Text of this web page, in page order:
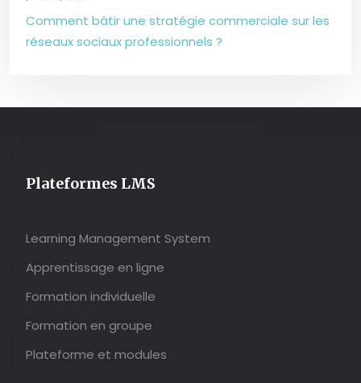
Comment bâtir une stratégie commerciale sur les
réseaux sociaux professionnels ?
Plateformes LMS
Learning Management System
Apprentissage en ligne
Formation individuelle
Formation en groupe
Plateforme et modules